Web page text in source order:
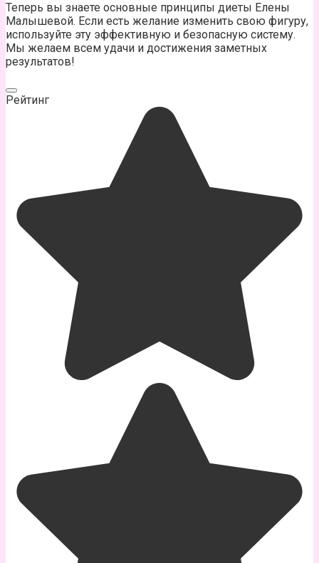
Теперь вы знаете основные принципы диеты Елены
Малышевой. Если есть желание изменить свою фигуру,
используйте эту эффективную и безопасную систему.
Мы желаем всем удачи и достижения заметных
результатов!
Рейтинг